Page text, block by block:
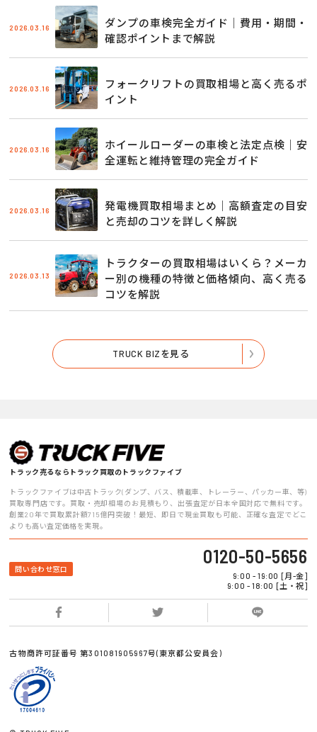
2026.03.16
ダンプの車検完全ガイド｜費用・期間・
確認ポイントまで解説
2026.03.16
フォークリフトの買取相場と高く売るポ
イント
2026.03.16
ホイールローダーの車検と法定点検｜安
全運転と維持管理の完全ガイド
2026.03.16
発電機買取相場まとめ｜高額査定の目安
と売却のコツを詳しく解説
2026.03.13
トラクターの買取相場はいくら？メーカ
ー別の機種の特徴と価格傾向、高く売る
コツを解説
TRUCK BIZを見る
トラック売るならトラック買取のトラックファイブ
トラックファイブは中古トラック(ダンプ、バス、積載車、トレーラー、パッカー車、等)
買取専門店です。買取・売却相場のお見積もり、出張査定が日本全国対応で無料です。
創業20年で買取累計額715億円突破！最短、即日で現金買取も可能、正確な査定でどこ
よりも高い査定価格を実現。
問い合わせ窓口
0120-50-5656
9:00 - 19:00 [月-金]
9:00 - 18:00 [土・祝]
古物商許可証番号 第301081905967号(東京都公安員会)